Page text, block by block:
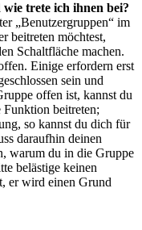
trete ich ihnen bei?
„Benutzergruppen“ im
beitreten möchtest,
Schaltfläche machen.
Einige erfordern erst
sein und
offen ist, kannst du
Funktion beitreten;
so kannst du dich für
daraufhin deinen
warum du in die Gruppe
belästige keinen
er wird einen Grund